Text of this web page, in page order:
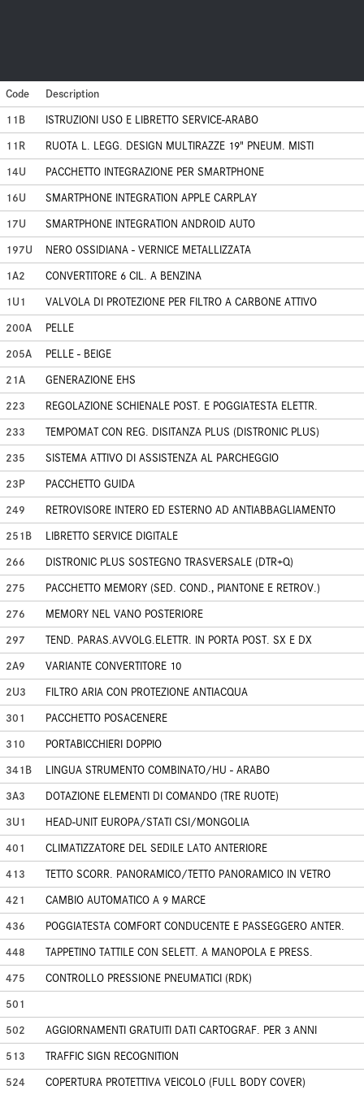
Code
Description
11B
ISTRUZIONI USO E LIBRETTO SERVICE-ARABO
11R
RUOTA L. LEGG. DESIGN MULTIRAZZE 19" PNEUM. MISTI
14U
PACCHETTO INTEGRAZIONE PER SMARTPHONE
16U
SMARTPHONE INTEGRATION APPLE CARPLAY
17U
SMARTPHONE INTEGRATION ANDROID AUTO
197U
NERO OSSIDIANA - VERNICE METALLIZZATA
1A2
CONVERTITORE 6 CIL. A BENZINA
1U1
VALVOLA DI PROTEZIONE PER FILTRO A CARBONE ATTIVO
200A
PELLE
205A
PELLE - BEIGE
21A
GENERAZIONE EHS
223
REGOLAZIONE SCHIENALE POST. E POGGIATESTA ELETTR.
233
TEMPOMAT CON REG. DISITANZA PLUS (DISTRONIC PLUS)
235
SISTEMA ATTIVO DI ASSISTENZA AL PARCHEGGIO
23P
PACCHETTO GUIDA
249
RETROVISORE INTERO ED ESTERNO AD ANTIABBAGLIAMENTO
251B
LIBRETTO SERVICE DIGITALE
266
DISTRONIC PLUS SOSTEGNO TRASVERSALE (DTR+Q)
275
PACCHETTO MEMORY (SED. COND., PIANTONE E RETROV.)
276
MEMORY NEL VANO POSTERIORE
297
TEND. PARAS.AVVOLG.ELETTR. IN PORTA POST. SX E DX
2A9
VARIANTE CONVERTITORE 10
2U3
FILTRO ARIA CON PROTEZIONE ANTIACQUA
301
PACCHETTO POSACENERE
310
PORTABICCHIERI DOPPIO
341B
LINGUA STRUMENTO COMBINATO/HU - ARABO
3A3
DOTAZIONE ELEMENTI DI COMANDO (TRE RUOTE)
3U1
HEAD-UNIT EUROPA/STATI CSI/MONGOLIA
401
CLIMATIZZATORE DEL SEDILE LATO ANTERIORE
413
TETTO SCORR. PANORAMICO/TETTO PANORAMICO IN VETRO
421
CAMBIO AUTOMATICO A 9 MARCE
436
POGGIATESTA COMFORT CONDUCENTE E PASSEGGERO ANTER.
448
TAPPETINO TATTILE CON SELETT. A MANOPOLA E PRESS.
475
CONTROLLO PRESSIONE PNEUMATICI (RDK)
501
502
AGGIORNAMENTI GRATUITI DATI CARTOGRAF. PER 3 ANNI
513
TRAFFIC SIGN RECOGNITION
524
COPERTURA PROTETTIVA VEICOLO (FULL BODY COVER)